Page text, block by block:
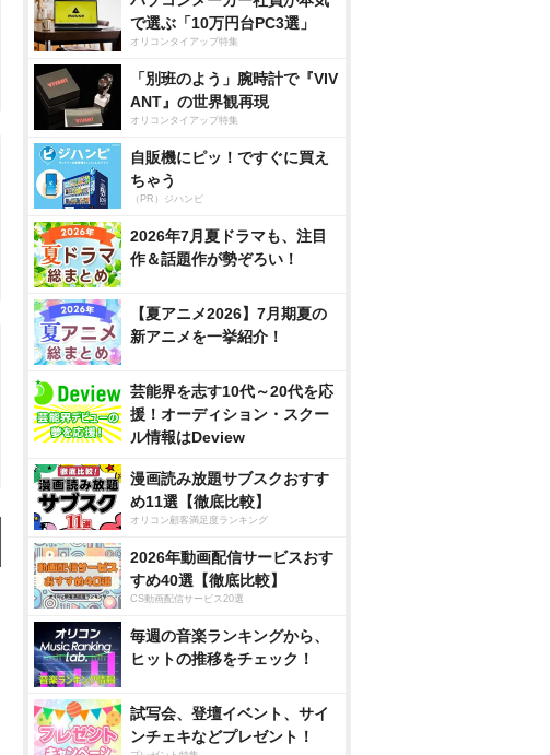
で選ぶ「10万円台PC3選」
オリコンタイアップ特集
「別班のよう」腕時計で『VIV
ANT』の世界観再現
オリコンタイアップ特集
自販機にピッ！ですぐに買え
ちゃう
（PR）ジハンピ
2026年7月夏ドラマも、注目
作＆話題作が勢ぞろい！
【夏アニメ2026】7月期夏の
新アニメを一挙紹介！
芸能界を志す10代～20代を応
援！オーディション・スクー
ル情報はDeview
漫画読み放題サブスクおすす
め11選【徹底比較】
オリコン顧客満足度ランキング
2026年動画配信サービスおす
すめ40選【徹底比較】
CS動画配信サービス20選
毎週の音楽ランキングから、
ヒットの推移をチェック！
試写会、登壇イベント、サイ
ンチェキなどプレゼント！